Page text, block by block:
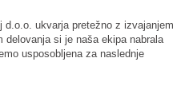
ukvarja pretežno z izvajanjem
delovanja si je naša ekipa nabrala
usposobljena za naslednje